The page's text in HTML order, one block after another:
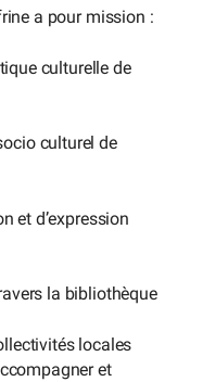
a pour mission :
culturelle de
culturel de
et d’expression
la bibliothèque
locales
et